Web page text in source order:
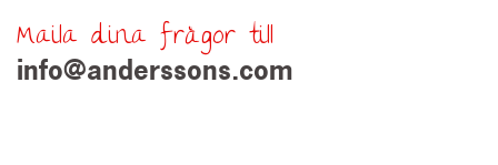
Maila dina frågor till
info@anderssons.com